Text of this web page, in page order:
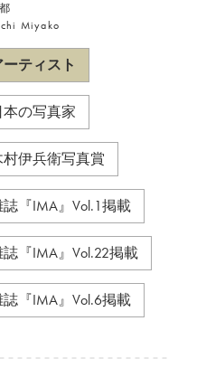
Miyako
ーティスト
本の写真家
村伊兵衛写真賞
誌『IMA』Vol.1掲載
誌『IMA』Vol.22掲載
誌『IMA』Vol.6掲載